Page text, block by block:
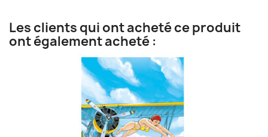
Les clients qui ont acheté ce produit
ont également acheté :